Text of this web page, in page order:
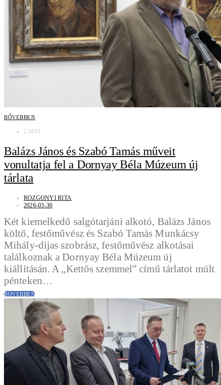
BŐVEBBEN
2 MIN
Balázs János és Szabó Tamás műveit
vonultatja fel a Dornyay Béla Múzeum új
tárlata
ROZGONYI RITA
2026-03-30
Két kiemelkedő salgótarjáni alkotó, Balázs János
költő, festőművész és Szabó Tamás Munkácsy
Mihály-díjas szobrász, festőművész alkotásai
találkoznak a Dornyay Béla Múzeum új
kiállításán. A „Kettős szemmel” című tárlatot múlt
pénteken…
BŐVEBBEN